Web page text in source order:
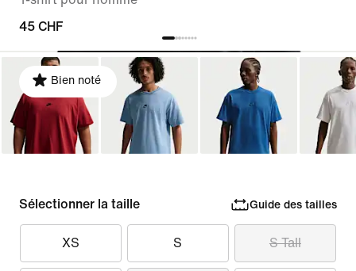
45 CHF
Bien noté
Sélectionner la taille Guide des tailles
XS S S Tall